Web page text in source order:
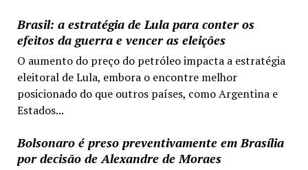
Brasil: a estratégia de Lula para conter os
efeitos da guerra e vencer as eleições
O aumento do preço do petróleo impacta a estratégia
eleitoral de Lula, embora o encontre melhor
posicionado do que outros países, como Argentina e
Estados...
Bolsonaro é preso preventivamente em Brasília
por decisão de Alexandre de Moraes